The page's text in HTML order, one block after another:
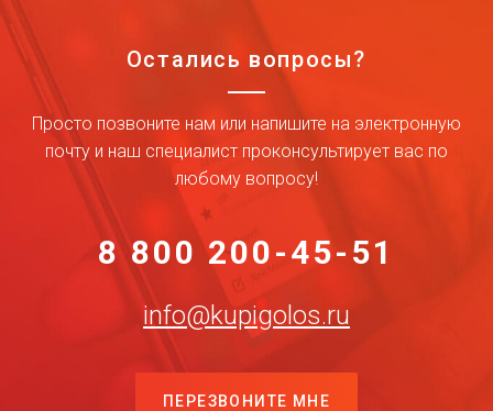
Остались вопросы?
Просто позвоните нам или напишите на электронную
почту и наш специалист проконсультирует вас по
любому вопросу!
8 800 200-45-51
info@kupigolos.ru
ПЕРЕЗВОНИТЕ МНЕ